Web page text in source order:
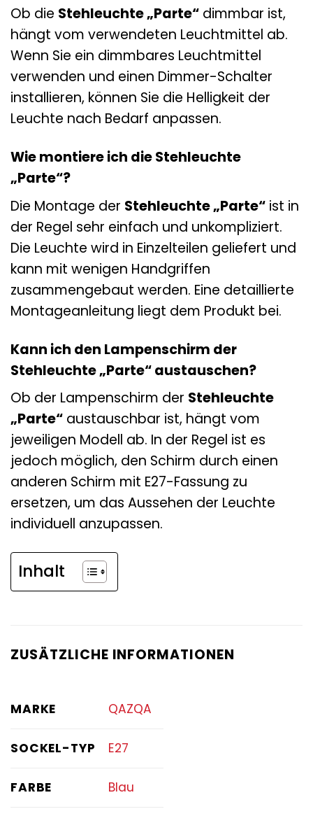
Ob die Stehleuchte „Parte“ dimmbar ist,
hängt vom verwendeten Leuchtmittel ab.
Wenn Sie ein dimmbares Leuchtmittel
verwenden und einen Dimmer-Schalter
installieren, können Sie die Helligkeit der
Leuchte nach Bedarf anpassen.
Wie montiere ich die Stehleuchte
„Parte“?
Die Montage der Stehleuchte „Parte“ ist in
der Regel sehr einfach und unkompliziert.
Die Leuchte wird in Einzelteilen geliefert und
kann mit wenigen Handgriffen
zusammengebaut werden. Eine detaillierte
Montageanleitung liegt dem Produkt bei.
Kann ich den Lampenschirm der
Stehleuchte „Parte“ austauschen?
Ob der Lampenschirm der Stehleuchte
„Parte“ austauschbar ist, hängt vom
jeweiligen Modell ab. In der Regel ist es
jedoch möglich, den Schirm durch einen
anderen Schirm mit E27-Fassung zu
ersetzen, um das Aussehen der Leuchte
individuell anzupassen.
Inhalt
ZUSÄTZLICHE INFORMATIONEN
MARKE QAZQA
SOCKEL-TYP E27
FARBE Blau